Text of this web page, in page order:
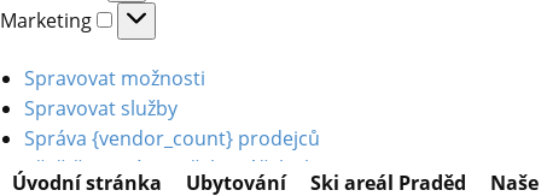
Marketing
Marketing
Spravovat možnosti
Spravovat služby
Správa {vendor_count} prodejců
Přečtěte si více o těchto účelech
Úvodní stránka Ubytování Ski areál Praděd